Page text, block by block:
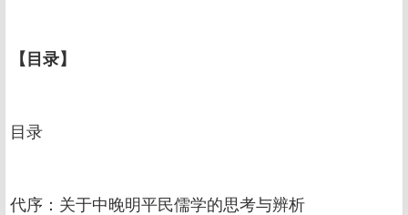
【目录】
目录
代序：关于中晚明平民儒学的思考与辨析